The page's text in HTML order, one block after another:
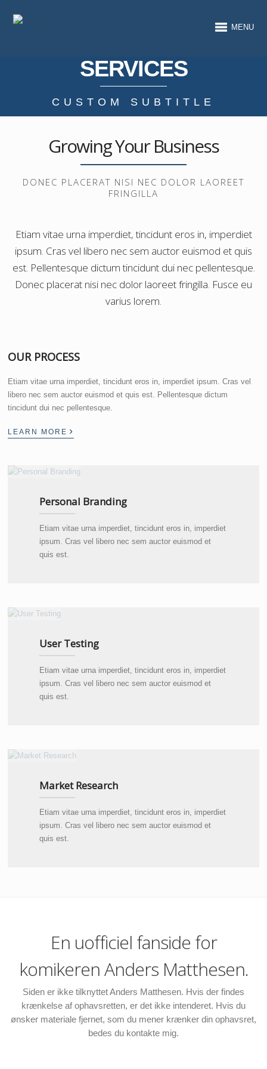
MENU
SERVICES
CUSTOM SUBTITLE
Growing Your Business
DONEC PLACERAT NISI NEC DOLOR LAOREET
FRINGILLA
Etiam vitae urna imperdiet, tincidunt eros in, imperdiet
ipsum. Cras vel libero nec sem auctor euismod et quis
est. Pellentesque dictum tincidunt dui nec pellentesque.
Donec placerat nisi nec dolor laoreet fringilla. Fusce eu
varius lorem.
OUR PROCESS
Etiam vitae urna imperdiet, tincidunt eros in, imperdiet ipsum. Cras vel
libero nec sem auctor euismod et quis est. Pellentesque dictum
tincidunt dui nec pellentesque.
LEARN MORE ›
Personal Branding
Etiam vitae urna imperdiet, tincidunt eros in, imperdiet
ipsum. Cras vel libero nec sem auctor euismod et
quis est.
User Testing
Etiam vitae urna imperdiet, tincidunt eros in, imperdiet
ipsum. Cras vel libero nec sem auctor euismod et
quis est.
Market Research
Etiam vitae urna imperdiet, tincidunt eros in, imperdiet
ipsum. Cras vel libero nec sem auctor euismod et
quis est.
En uofficiel fanside for
komikeren Anders Matthesen.
Siden er ikke tilknyttet Anders Matthesen. Hvis der findes
krænkelse af ophavsretten, er det ikke intenderet. Hvis du
ønsker materiale fjernet, som du mener krænker din ophavsret,
bedes du kontakte mig.